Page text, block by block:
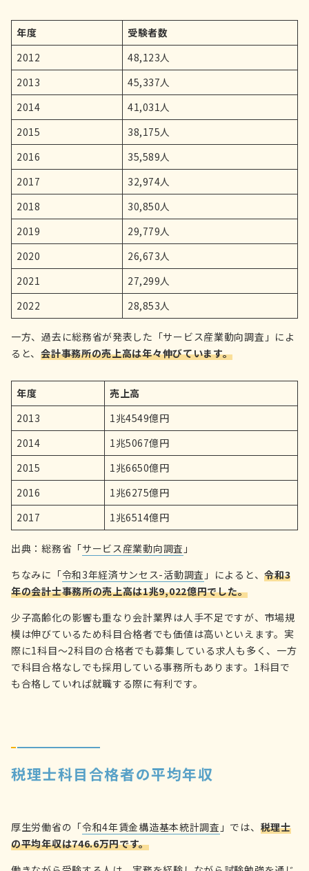
年度
受験者数
2012
48,123人
2013
45,337人
2014
41,031人
2015
38,175人
2016
35,589人
2017
32,974人
2018
30,850人
2019
29,779人
2020
26,673人
2021
27,299人
2022
28,853人
一方、過去に総務省が発表した「サービス産業動向調査」によ
ると、会計事務所の売上高は年々伸びています。
年度
売上高
2013
1兆4549億円
2014
1兆5067億円
2015
1兆6650億円
2016
1兆6275億円
2017
1兆6514億円
出典：総務省「サービス産業動向調査 」
ちなみに「令和3年経済サンセス-活動調査 」によると、令和3
年の会計士事務所の売上高は1兆9,022億円でした。
少子高齢化の影響も重なり会計業界は人手不足ですが、市場規
模は伸びているため科目合格者でも価値は高いといえます。実
際に1科目～2科目の合格者でも募集している求人も多く、一方
で科目合格なしでも採用している事務所もあります。1科目で
も合格していれば就職する際に有利です。
税理士科目合格者の平均年収
厚生労働省の「令和4年賃金構造基本統計調査 」では、 税理士
の平均年収は746.6万円です。